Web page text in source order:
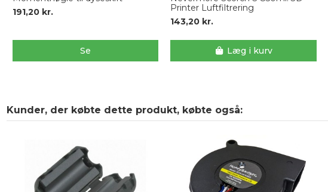
191,20 kr.
Se
Printer Luftfiltrering
143,20 kr.
Læg i kurv
Kunder, der købte dette produkt, købte også: